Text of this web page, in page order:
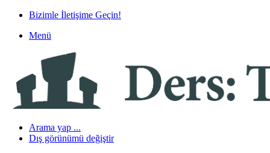
Bizimle İletişime Geçin!
Menü
Arama yap ...
Dış görünümü değiştir